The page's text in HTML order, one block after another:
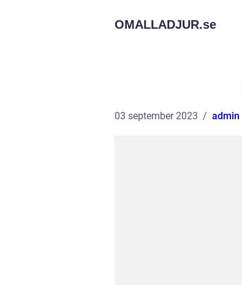
OMALLADJUR.se
03 september 2023 admin